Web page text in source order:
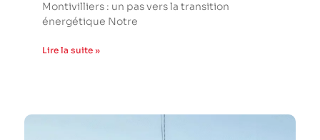
Montivilliers : un pas vers la transition
énergétique Notre
Lire la suite »